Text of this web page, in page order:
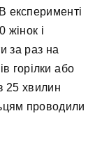
експерименті
жінок і
за раз на
горілки або
25 хвилин
проводили